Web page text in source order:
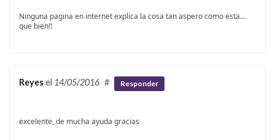
Ninguna pagina en internet explica la cosa tan aspero como esta…
que bien!!
Reyesel 14/05/2016 # Responder
excelente, de mucha ayuda gracias